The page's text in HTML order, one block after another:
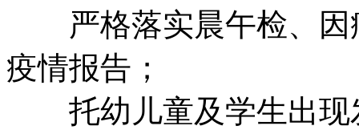
严格落实晨午检、因
疫情报告；
托幼儿童及学生出现